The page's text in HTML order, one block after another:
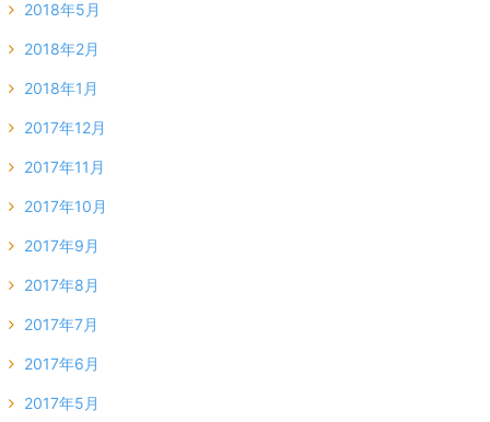
2018年5月
2018年2月
2018年1月
2017年12月
2017年11月
2017年10月
2017年9月
2017年8月
2017年7月
2017年6月
2017年5月